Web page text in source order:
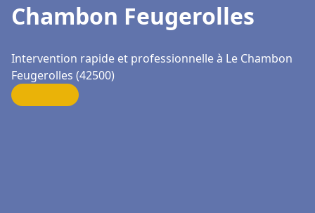
Chambon Feugerolles
Intervention rapide et professionnelle à Le Chambon
Feugerolles (42500)